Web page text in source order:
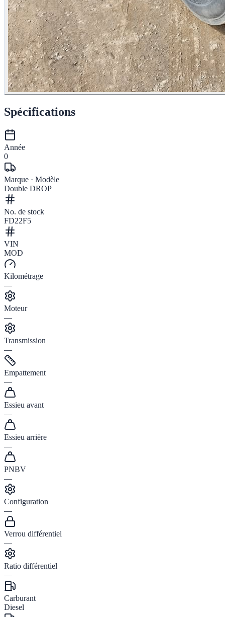
Spécifications
Année
0
Marque · Modèle
Double DROP
No. de stock
FD22F5
VIN
MOD
Kilométrage
—
Moteur
—
Transmission
—
Empattement
—
Essieu avant
—
Essieu arrière
—
PNBV
—
Configuration
—
Verrou différentiel
—
Ratio différentiel
—
Carburant
Diesel